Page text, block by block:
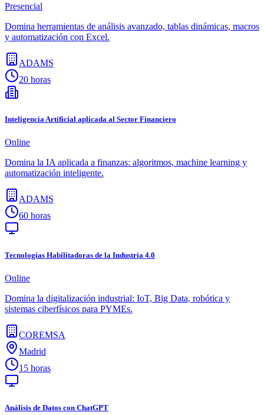
Presencial
Domina herramientas de análisis avanzado, tablas dinámicas, macros
y automatización con Excel.
ADAMS
20 horas
Inteligencia Artificial aplicada al Sector Financiero
Online
Domina la IA aplicada a finanzas: algoritmos, machine learning y
automatización inteligente.
ADAMS
60 horas
Tecnologías Habilitadoras de la Industria 4.0
Online
Domina la digitalización industrial: IoT, Big Data, robótica y
sistemas ciberfísicos para PYMEs.
COREMSA
Madrid
15 horas
Análisis de Datos con ChatGPT